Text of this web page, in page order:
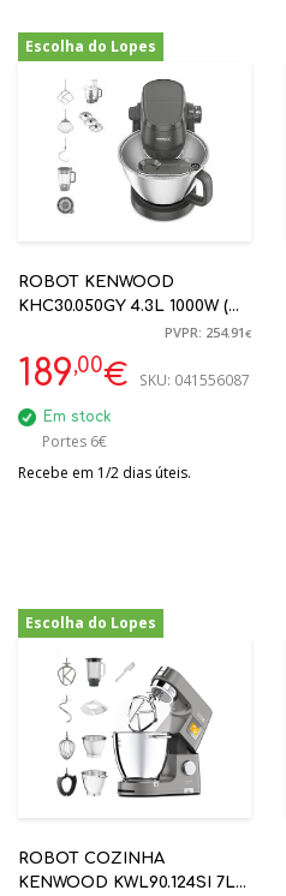
Escolha do Lopes
-26%
ROBOT KENWOOD
KHC30.050GY 4.3L 1000W (
ESPREMEDOR + LIQUID+
PROCESSADOR + 3
BATEDORES)
PVPR: 254.91€
189,00€ SKU: 041556087
Em stock
Portes 6€
Recebe em 1/2 dias úteis.
Escolha do Lopes
-25%
ROBOT COZINHA
KENWOOD KWL90.124SI 7L